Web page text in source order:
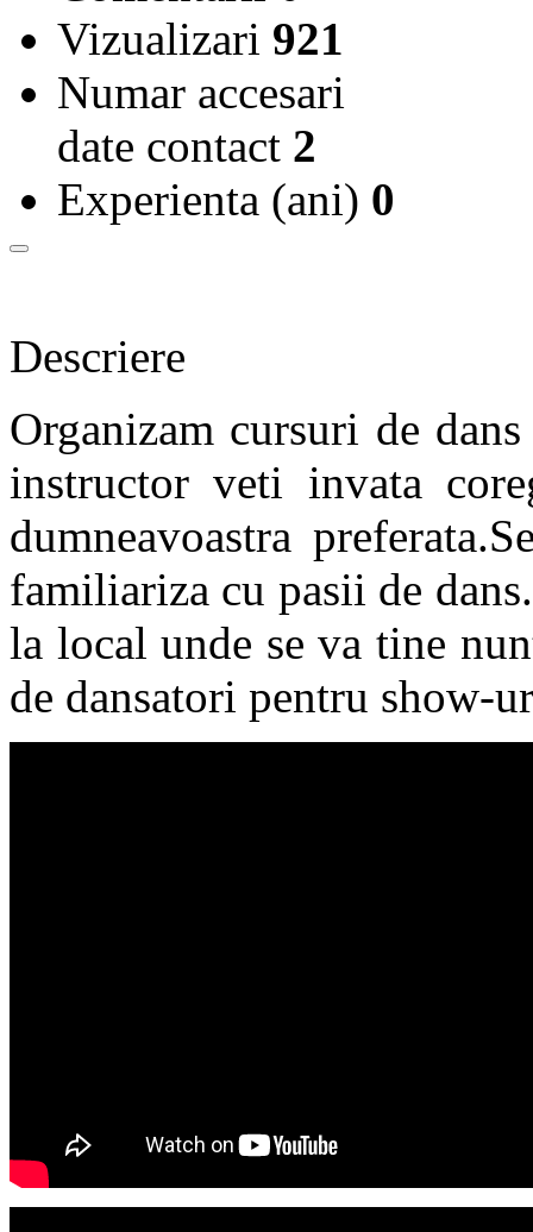
Vizualizari 921
Numar accesari
date contact 2
Experienta (ani) 0
Descriere
Organizam cursuri de
instructor veti invata
dumneavoastra
familiariza cu pasii de
la local unde se va tine
de dansatori pentru show-